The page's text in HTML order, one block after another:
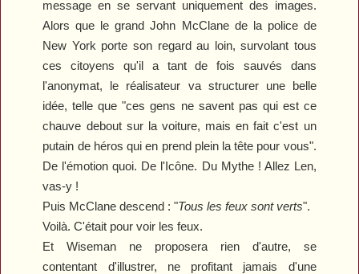
message en se servant uniquement des images.
Alors que le grand John McClane de la police de
New York porte son regard au loin, survolant tous
ces citoyens qu'il a tant de fois sauvés dans
l'anonymat, le réalisateur va structurer une belle
idée, telle que "ces gens ne savent pas qui est ce
chauve debout sur la voiture, mais en fait c'est un
putain de héros qui en prend plein la tête pour vous".
De l'émotion quoi. De l'Icône. Du Mythe ! Allez Len,
vas-y !
Puis McClane descend : "Tous les feux sont verts".
Voilà. C'était pour voir les feux.
Et Wiseman ne proposera rien d'autre, se
contentant d'illustrer, ne profitant jamais d'une